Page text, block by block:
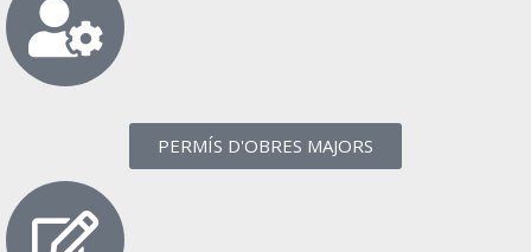
PERMÍS D'OBRES MAJORS